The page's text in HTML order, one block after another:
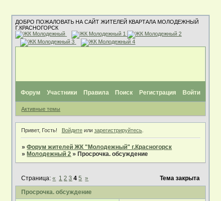
ДОБРО ПОЖАЛОВАТЬ НА САЙТ ЖИТЕЛЕЙ КВАРТАЛА МОЛОДЕЖНЫЙ
Г.КРАСНОГОРСК
Форум Участники Правила Поиск Регистрация Войти
Активные темы
Привет, Гость! Войдитеили зарегистрируйтесь.
»Форум жителей ЖК "Молодежный" г.Красногорск
» Молодежный 2 » Просрочка. обсуждение
Просрочка. обсуждение
Страница:« 1 2 3 4 5 » Тема закрыта